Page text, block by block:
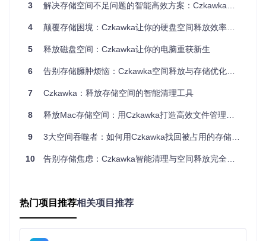
文件内容相同但名称不同，如"DSC001.jpg"和"IMG_001.jp
作案手法二：分散藏匿
同一文件被保存在不同目录，如"文档"、"桌面"和"移动硬盘备
份"中，形成"多地作案"。
作案手法三：变异进化
件内容发生变化，传统工具难以识别。
二、方案构建：Czkawka的"破案工具包"
3 解决存储空间不足问题的智能高效方案：Czkawka重复文件清理工具
4 颠覆存储困境：Czkawka让你的硬盘空间释放效率提升300%
5 释放磁盘空间：Czkawka让你的电脑重获新生
6 告别存储臃肿烦恼：Czkawka空间释放与存储优化完全指南
7 Czkawka：释放存储空间的智能清理工具
8 释放Mac存储空间：用Czkawka打造高效文件管理系统
9 3大空间吞噬者：如何用Czkawka找回被占用的存储空间
10 告别存储焦虑：Czkawka智能清理与空间释放完全指南
热门项目推荐相关项目推荐